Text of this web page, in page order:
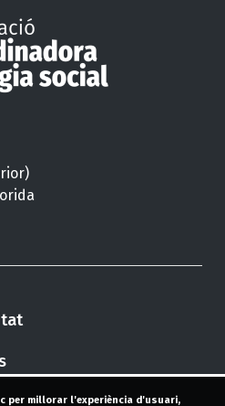
per millorar l'experiència d'usuari,